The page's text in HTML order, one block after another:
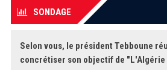
SONDAGE
Selon vous, le président Tebboune
concrétiser son objectif de "L'Algérie